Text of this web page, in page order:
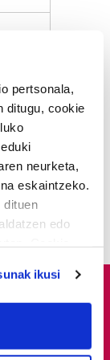
pertsonala,
ditugu, cookie
neurketa,
eskaintzeko.
dituen
edo
ikusi